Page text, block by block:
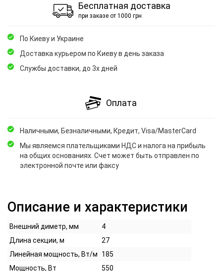
Бесплатная доставка
при заказе от 1000 грн
По Киеву и Украине
Доставка курьером по Киеву в день заказа
Службы доставки, до 3х дней
Оплата
Наличными, Безналичными, Кредит, Visa/MasterCard
Мы являемся плательщиками НДС и налога на прибыль
на общих основаниях. Счет может быть отправлен по
электронной почте или факсу
Описание и характеристики
Внешний диметр, мм
4
Длина секции, м
27
Линейная мощность, Вт/м
185
Мощность, Вт
550